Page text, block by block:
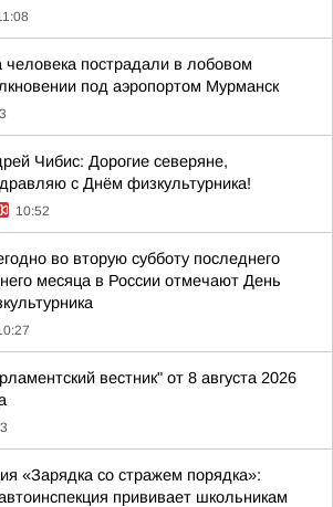
человека пострадали в лобовом
под аэропортом Мурманск
Чибис: Дорогие северяне,
с Днём физкультурника!
10:52
во вторую субботу последнего
месяца в России отмечают День
вестник" от 8 августа 2026
«Зарядка со стражем порядка»:
прививает школьникам